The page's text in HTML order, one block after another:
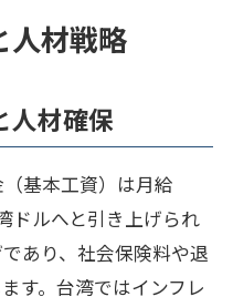
人材戦略
人材確保
基本工資）は月給
ドルへと引き上げられ
あり、社会保険料や退
す。台湾ではインフレ